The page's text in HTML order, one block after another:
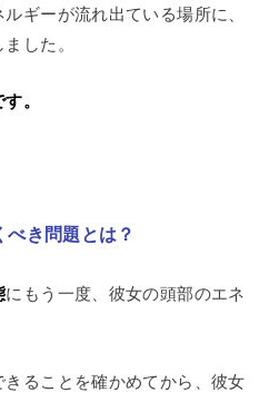
ギーが流れ出ている場所に、
した。
。
き問題とは？
にもう一度、彼女の頭部のエネ
ることを確かめてから、彼女